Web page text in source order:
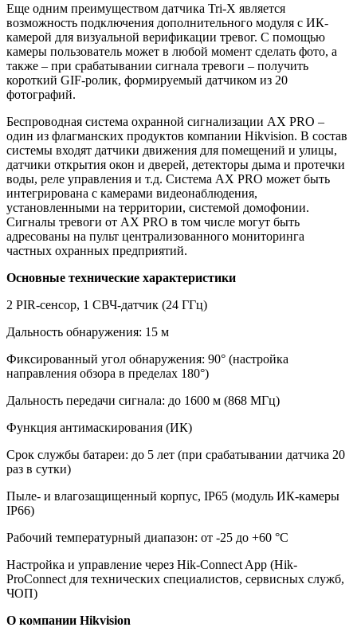
Еще одним преимуществом датчика Tri-X является
возможность подключения дополнительного модуля с ИК-
камерой для визуальной верификации тревог. С помощью
камеры пользователь может в любой момент сделать фото, а
также – при срабатывании сигнала тревоги – получить
короткий GIF-ролик, формируемый датчиком из 20
фотографий.
Беспроводная система охранной сигнализации AX PRO –
один из флагманских продуктов компании Hikvision. В состав
системы входят датчики движения для помещений и улицы,
датчики открытия окон и дверей, детекторы дыма и протечки
воды, реле управления и т.д. Система AX PRO может быть
интегрирована с камерами видеонаблюдения,
установленными на территории, системой домофонии.
Сигналы тревоги от AX PRO в том числе могут быть
адресованы на пульт централизованного мониторинга
частных охранных предприятий.
Основные технические характеристики
2 PIR-сенсор, 1 СВЧ-датчик (24 ГГц)
Дальность обнаружения: 15 м
Фиксированный угол обнаружения: 90° (настройка
направления обзора в пределах 180°)
Дальность передачи сигнала: до 1600 м (868 МГц)
Функция антимаскирования (ИК)
Срок службы батареи: до 5 лет (при срабатывании датчика 20
раз в сутки)
Пыле- и влагозащищенный корпус, IP65 (модуль ИК-камеры
IP66)
Рабочий температурный диапазон: от -25 до +60 °С
Настройка и управление через Hik-Connect App (Hik-
ProConnect для технических специалистов, сервисных служб,
ЧОП)
О компании Hikvision